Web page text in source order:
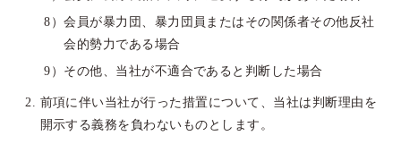
会員が暴力団、暴力団員またはその関係者その他反社
会的勢力である場合
その他、当社が不適合であると判断した場合
前項に伴い当社が行った措置について、当社は判断理由を
開示する義務を負わないものとします。